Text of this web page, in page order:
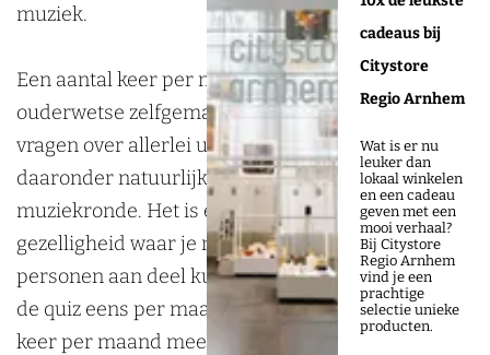
cadeaus bij
Citystore
Regio Arnhem
Wat is er nu
leuker dan
lokaal winkelen
en een cadeau
geven met een
mooi verhaal?
Bij Citystore
Regio Arnhem
vind je een
prachtige
selectie unieke
producten.
m
e
r
e
d
i
t
i
o
n
m
e
r
e
d
i
t
i
o
m
m
e
r
e
d
i
t
i
r
e
d
i
t
i
o
n
u
m
m
e
r
e
d
i
t
muziek.
Een aantal keer per maand presenteren wij een
ouderwetse zelfgemaakte pubquiz. Boordevol
vragen over allerlei uiteenlopende thema’s, met
daaronder natuurlijk een plaatjesronde en een
muziekronde. Het is een gegarandeerde avond vol
gezelligheid waar je met een team van 2 tot 6
personen aan deel kunt nemen. Let op: we maken
de quiz eens per maand zelf, dus je kunt maar 1
keer per maand meedoen 🙂